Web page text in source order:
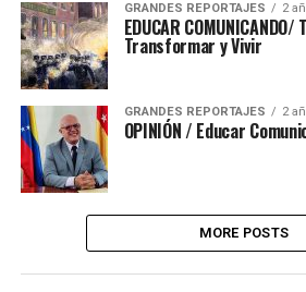
GRANDES REPORTAJES 2
EDUCAR
Transformar y Vivir
GRANDES REPORTAJES 2
OPINIÓN / Educar
MORE POSTS